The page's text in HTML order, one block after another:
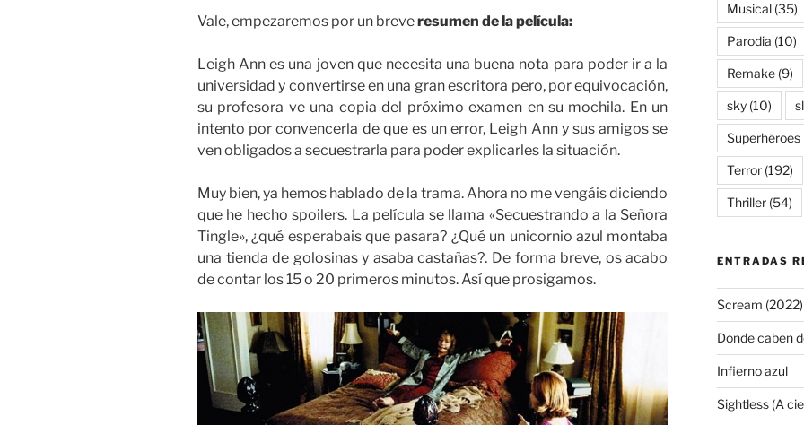
Vale, empezaremos por un breveresumen de la película:
Leigh Ann es una joven que necesita una buena nota para poder ir a la
universidad y convertirse en una gran escritora pero, por equivocación,
su profesora ve una copia del próximo examen en su mochila. En un
intento por convencerla de que es un error, Leigh Ann y sus amigos se
ven obligados a secuestrarla para poder explicarles la situación.
Muy bien, ya hemos hablado de la trama. Ahora no me vengáis diciendo
que he hecho spoilers. La película se llama «Secuestrando a la Señora
Tingle», ¿qué esperabais que pasara? ¿Qué un unicornio azul montaba
una tienda de golosinas y asaba castañas?. De forma breve, os acabo
de contar los 15 o 20 primeros minutos. Así que prosigamos.
Musical(35)
Parodia (10)
Remake(9)
sky(10)
Superhéroes
Terror(192)
Thriller(54)
ENTRADAS
Scream (2022)
Donde caben
Infierno azul
Sightless (A